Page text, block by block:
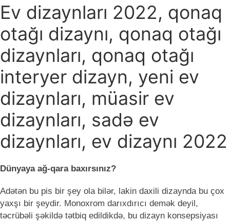
Ev dizaynları 2022, qonaq
otağı dizaynı, qonaq otağı
dizaynları, qonaq otağı
interyer dizayn, yeni ev
dizaynları, müasir ev
dizaynları, sadə ev
dizaynları, ev dizaynı 2022
Dünyaya ağ-qara baxırsınız?
Adətən bu pis bir şey ola bilər, lakin daxili dizaynda bu çox
yaxşı bir şeydir. Monoxrom darıxdırıcı demək deyil,
təcrübəli şəkildə tətbiq edildikdə, bu dizayn konsepsiyası